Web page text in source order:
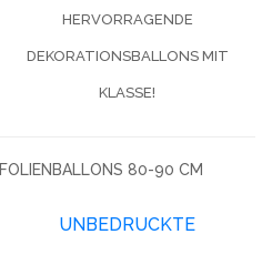
HERVORRAGENDE
DEKORATIONSBALLONS MIT
KLASSE!
FOLIENBALLONS 80-90 CM
UNBEDRUCKTE